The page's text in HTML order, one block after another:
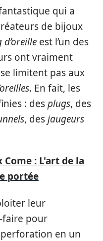
qui a
de bijoux
est l’un des
ont vraiment
limitent pas aux
. En fait, les
: desplugs, des
, desjaugeurs
Come : L'art de la
portée
leur
faire pour
en un